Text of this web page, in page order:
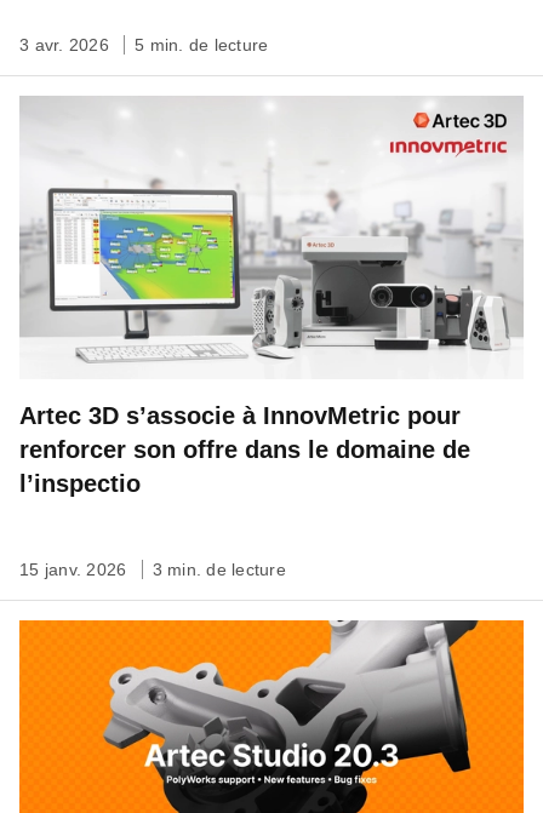
3 avr. 2026 5 min. de lecture
Artec 3D s’associe à InnovMetric pour
renforcer son offre dans le domaine de
l’inspectio
15 janv. 2026 3 min. de lecture